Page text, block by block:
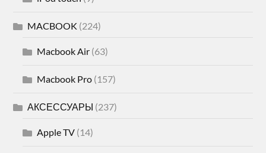
MACBOOK (224)
Macbook Air (63)
Macbook Pro (157)
АКСЕССУАРЫ (237)
Apple TV (14)